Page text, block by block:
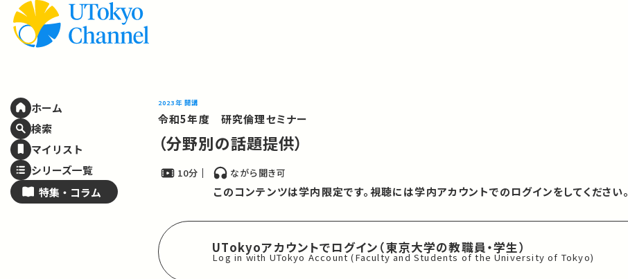
ホーム
検索
マイリスト
シリーズ一覧
特集・ コラム
2023年 開講
令和5年度 研究倫理セミナー
（分野別の話題提供）
10分 ながら聞き可
このコンテンツは学内限定です。視聴には学内アカウントでのログインをしてください。
UTokyoアカウントでログイン （東京大学の教職員・学生）
Log in with UTokyo Account (Faculty and Students ofthe University of Tokyo)